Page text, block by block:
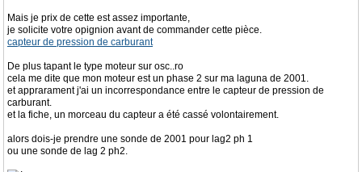
Mais je prix de cette est assez importante,
je solicite votre opignion avant de commander cette pièce.
capteur de pression de carburant
De plus tapant le type moteur sur osc..ro
cela me dite que mon moteur est un phase 2 sur ma laguna de 2001.
et apprarament j'ai un incorrespondance entre le capteur de pression de
carburant.
et la fiche, un morceau du capteur a été cassé volontairement.
alors dois-je prendre une sonde de 2001 pour lag2 ph 1
ou une sonde de lag 2 ph2.